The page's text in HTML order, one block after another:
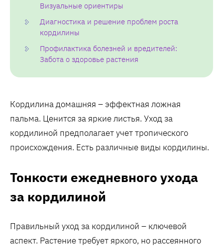
Визуальные ориентиры
Диагностика и решение проблем роста
кордилины
Профилактика болезней и вредителей:
Забота о здоровье растения
Кордилина домашняя – эффектная ложная
пальма. Ценится за яркие листья. Уход за
кордилиной предполагает учет тропического
происхождения. Есть различные виды кордилины.
Тонкости ежедневного ухода
за кордилиной
Правильный уход за кордилиной – ключевой
аспект. Растение требует яркого, но рассеянного